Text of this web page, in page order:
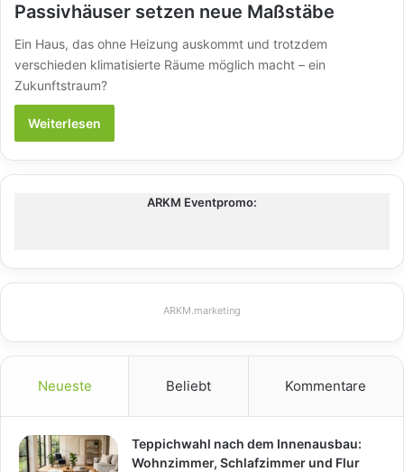
Passivhäuser setzen neue Maßstäbe
Ein Haus, das ohne Heizung auskommt und trotzdem
verschieden klimatisierte Räume möglich macht – ein
Zukunftstraum?
Weiterlesen
ARKM Eventpromo:
ARKM.marketing
Neueste Beliebt Kommentare
Teppichwahl nach dem Innenausbau:
Wohnzimmer, Schlafzimmer und Flur